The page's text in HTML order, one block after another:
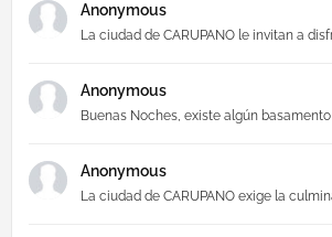
Anonymous
La ciudad de CARUPANO le invitan a
Anonymous
Buenas Noches, existe algún basamento
Anonymous
La ciudad de CARUPANO exige la